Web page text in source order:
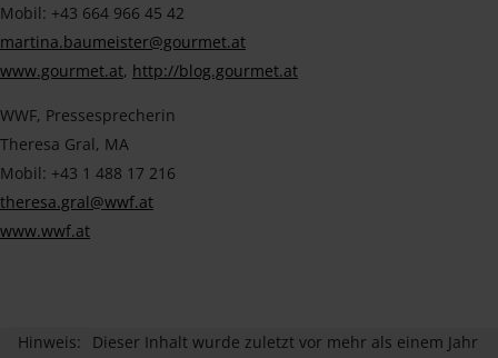
Mobil: +43 664 966 45 42
martina.baumeister@gourmet.at
www.gourmet.at, http://blog.gourmet.at
WWF, Pressesprecherin
Theresa Gral, MA
Mobil: +43 1 488 17 216
theresa.gral@wwf.at
www.wwf.at
Hinweis:
Dieser Inhalt wurde zuletzt vor mehr als einem Jahr